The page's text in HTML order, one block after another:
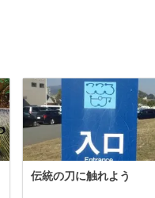
伝統の刀に触れよう